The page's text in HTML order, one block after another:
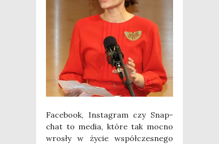
Face­bo­ok, Insta­gram czy Snap­
chat to media, któ­re tak moc­no
wro­sły w życie współ­cze­sne­go